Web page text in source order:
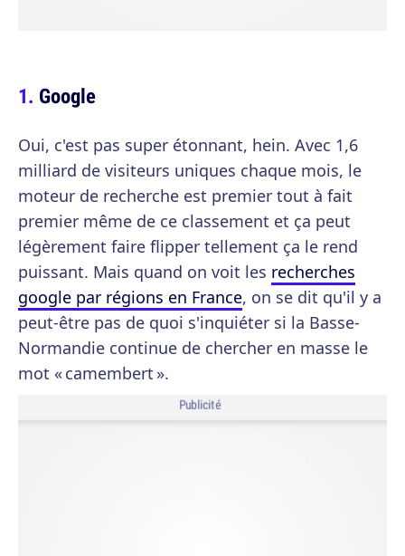
Google
Oui, c'est pas super étonnant, hein. Avec 1,6
milliard de visiteurs uniques chaque mois, le
moteur de recherche est premier tout à fait
premier même de ce classement et ça peut
légèrement faire flipper tellement ça le rend
puissant. Mais quand on voit les recherches
google par régions en France, on se dit qu'il y a
peut-être pas de quoi s'inquiéter si la Basse-
Normandie continue de chercher en masse le
mot « camembert ».
Publicité